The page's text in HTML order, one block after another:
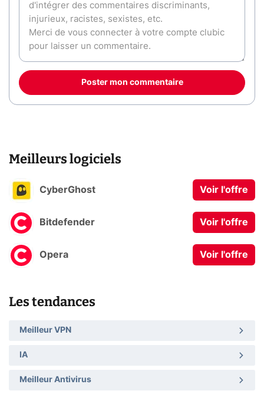
Poster mon commentaire
Meilleurs logiciels
CyberGhost Voir l'offre
Bitdefender Voir l'offre
Opera Voir l'offre
Les tendances
Meilleur VPN
IA
Meilleur Antivirus